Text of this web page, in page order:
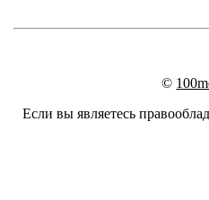
©
Если вы являетесь